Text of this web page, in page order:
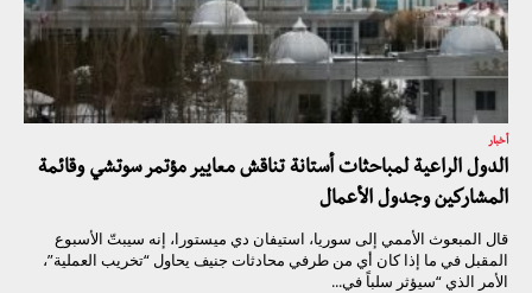
أخبار
الدول الراعية لمباحثات أستانة تناقش معايير مؤتمر سوتشي وقائمة
المشاركين وجدول الأعمال
قال المبعوث الأممي إلى سوريا، استيفان دي ميستورا، إنه سيبتّ الأسبوع
المقبل في ما إذا كان أي من طرفي محادثات جنيف يحاول “تخريب العملية”،
الأمر الذي “سيؤثر سلباً في...